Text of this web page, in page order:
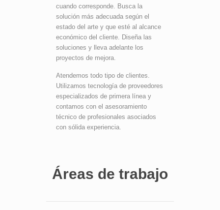
cuando corresponde. Busca la
solución más adecuada según el
estado del arte y que esté al alcance
económico del cliente. Diseña las
soluciones y lleva adelante los
proyectos de mejora.
Atendemos todo tipo de clientes.
Utilizamos tecnología de proveedores
especializados de primera línea y
contamos con el asesoramiento
técnico de profesionales asociados
con sólida experiencia.
Áreas de trabajo